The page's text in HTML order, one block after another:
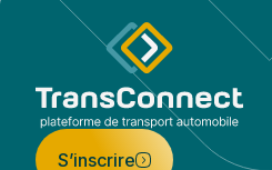
S’inscrire